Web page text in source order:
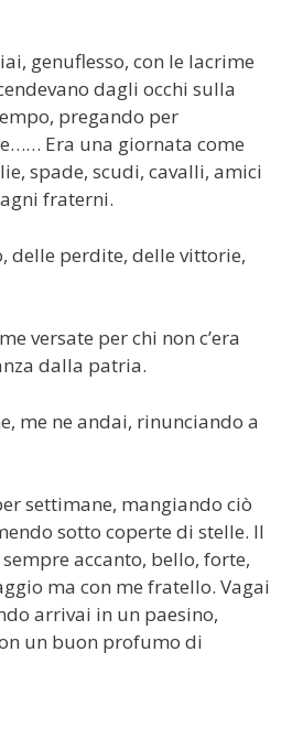
genuflesso, con le lacrime
dagli occhi sulla
pregando per
Era una giornata come
spade, scudi, cavalli, amici
fraterni.
delle perdite, delle vittorie,
versate per chi non c’era
dalla patria.
me ne andai, rinunciando a
settimane, mangiando ciò
sotto coperte di stelle. Il
accanto, bello, forte,
ma con me fratello. Vagai
arrivai in un paesino,
un buon profumo di